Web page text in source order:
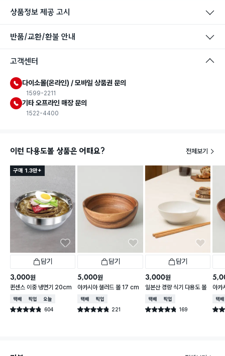
상품정보 제공 고시
반품/교환/환불 안내
고객센터
다이소몰(온라인) / 모바일 상품권 문의
1599-2211
기타 오프라인 매장 문의
1522-4400
이런 다용도볼 상품은 어때요? 전체보기
구매 1.3만+
담기
3,000원
퀸센스 이중 냉면기 20cm
택배배송매장픽업오늘배송
별점 4.8점 604
건 작성
담기
5,000원
아카시아 샐러드 볼 17 cm
택배배송매장픽업
별점 4.8점 221
건 작성
담기
3,000원
일본산 경량 식기 다용도 볼
택배배송매장픽업
별점 4.8점 169
건 작성
아카
택배
별점